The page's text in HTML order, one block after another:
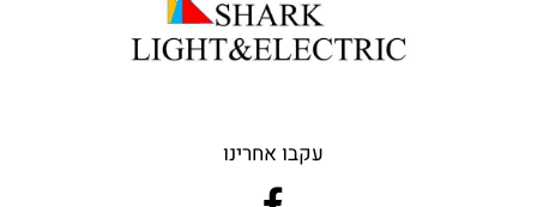
עקבו אחרינו